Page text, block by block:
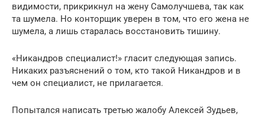
видимости, прикрикнул на жену Самолучшева, так как
та шумела. Но конторщик уверен в том, что его жена не
шумела, а лишь старалась восстановить тишину.
«Никандров специалист!» гласит следующая запись.
Никаких разъяснений о том, кто такой Никандров и в
чем он специалист, не прилагается.
Попытался написать третью жалобу Алексей Зудьев,